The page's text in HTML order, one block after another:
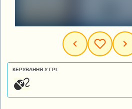
КЕРУВАННЯ У ГРІ: